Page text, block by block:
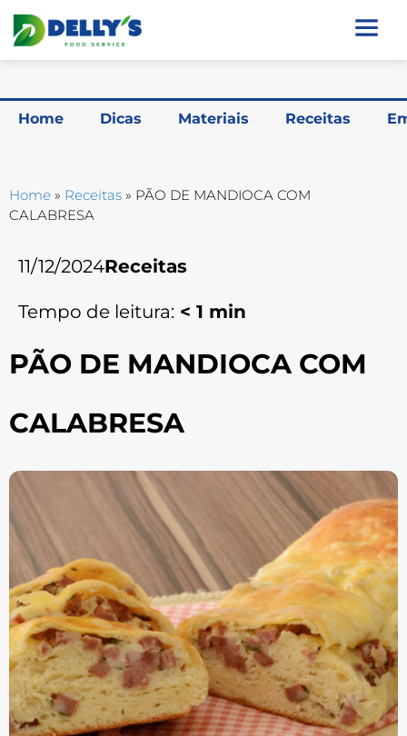
Home Dicas Materiais Receitas
Home » Receitas » PÃO DE MANDIOCA COM
CALABRESA
11/12/2024Receitas
Tempo de leitura: < 1 min
PÃO DE MANDIOCA COM
CALABRESA